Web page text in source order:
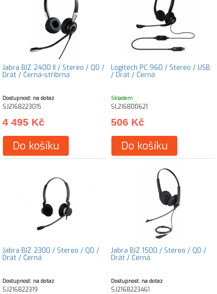
Jabra BIZ 2400 II / Stereo / QD /
Drát / Černá-stříbrná
Dostupnost: na dotaz
SJ2168223015
4 495 Kč
Do košíku
Logitech PC 960 / Stereo / USB
/ Drát / Černá
Skladem
SL216800621
506 Kč
Do košíku
Jabra BIZ 2300 / Stereo / QD /
Drát / Černá
Dostupnost: na dotaz
SJ216822319
Jabra BIZ 1500 / Stereo / QD /
Drát / Černá
Dostupnost: na dotaz
SJ2168223461